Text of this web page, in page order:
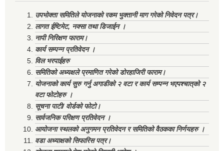
उपभोक्ता समितिले योजनाको रकम भुक्तानी माग गरेको निवेदन पत्र।
लागत ईष्टिमेट, नक्सा तथा डिजाईन ।
नापी निरिक्षण फाराम।
कार्य सम्पन्न प्रतिवेदन ।
विल भरपाईहरु
समितिको अध्यक्षले प्रमाणित गरेको डोरहाजिरी फाराम।
योजनाको कार्य सुरु गर्नु अगाडीको २ वटा र कार्य सम्पन्न भएपश्चात्‌को २
वटा फोटोहरु ।
सूचना पाटी/ वोर्डको फोटो।
सार्वजनिक परिक्षण प्रतिवेदन ।
आयोजना स्थलको अनुगमन प्रतिवेदन र समितिको वैठकका निर्णयहरु ।
वडा अध्याक्षको सिफारिस पत्र।